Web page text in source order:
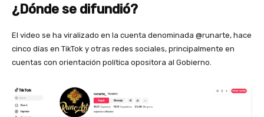
¿Dónde se difundió?
El video se ha viralizado en la cuenta denominada @runarte, hace
cinco días en TikTok y otras redes sociales, principalmente en
cuentas con orientación política opositora al Gobierno.